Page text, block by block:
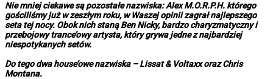
Nie mniej ciekawe są pozostałe nazwiska: Alex M.O.R.P.H. którego
gościliśmy już w zeszłym roku, w Waszej opinii zagrał najlepszego
seta tej nocy. Obok nich staną Ben Nicky, bardzo charyzmatyczny i
przebojowy trance’owy artysta, który grywa jedne z najbardziej
niespotykanych setów.
Do tego dwa house’owe nazwiska – Lissat & Voltaxx oraz Chris
Montana.